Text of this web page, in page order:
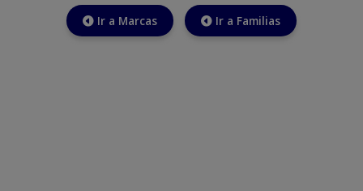
Ir a Marcas Ir a Familias